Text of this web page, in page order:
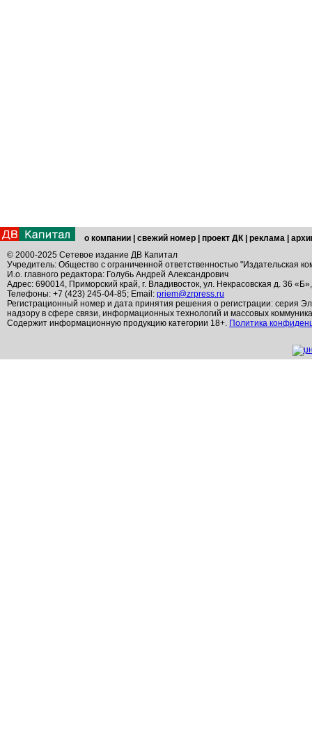
о компании свежий номер проект ДК реклама
© 2000-2025 Сетевое издание ДВ Капитал
Учредитель: Общество с ограниченной ответственностью "Издательская
И.о. главного редактора: Голубь Андрей Александрович
Адрес: 690014, Приморский край, г. Владивосток, ул. Некрасовская д. 36
Телефоны: +7 (423) 245-04-85; Email: priem@zrpress.ru
Регистрационный номер и дата принятия решения о регистрации: серия
надзору в сфере связи, информационных технологий и массовых
Содержит информационную продукцию категории 18+. Политика